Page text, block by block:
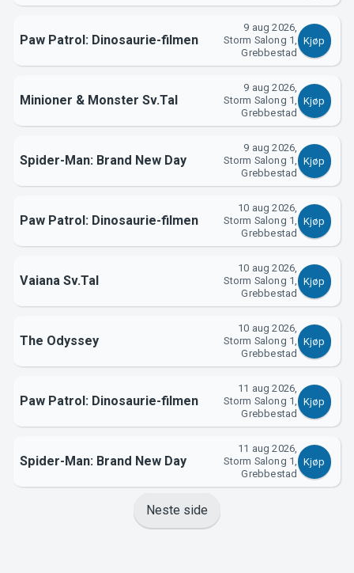
Paw Patrol: Dinosaurie-filmen
9 aug 2026,
Storm Salong 1,
Grebbestad
Kjøp
Minioner & Monster Sv.Tal
9 aug 2026,
Storm Salong 1,
Grebbestad
Kjøp
Spider-Man: Brand New Day
9 aug 2026,
Storm Salong 1,
Grebbestad
Kjøp
Paw Patrol: Dinosaurie-filmen
10 aug 2026,
Storm Salong 1,
Grebbestad
Kjøp
Vaiana Sv.Tal
10 aug 2026,
Storm Salong 1,
Grebbestad
Kjøp
The Odyssey
10 aug 2026,
Storm Salong 1,
Grebbestad
Kjøp
Paw Patrol: Dinosaurie-filmen
11 aug 2026,
Storm Salong 1,
Grebbestad
Kjøp
Spider-Man: Brand New Day
11 aug 2026,
Storm Salong 1,
Grebbestad
Kjøp
Neste side